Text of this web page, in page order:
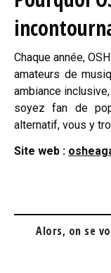
Chaque année,
amateurs de
ambiance
soyez fan de
alternatif, vous y
Site web :
Alors, on se